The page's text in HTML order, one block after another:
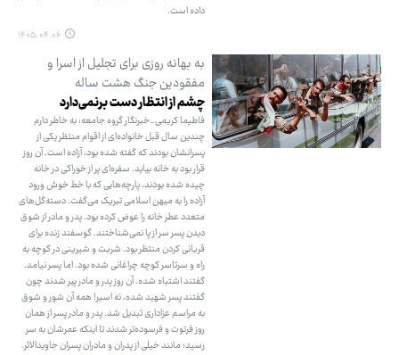
داده است.
۱۴۰۵.۰۴.۰۶
به بهانه روزی برای تجلیل از اسرا و
مفقودین جنگ هشت ساله
چشم از انتظار دست برنمی‌دارد
فاطیما کریمی_خبرنگار گروه جامعه: به خاطر دارم
چندین سال قبل خانواده‌ای از اقوام منتظر یکی از
پسرانشان بودند که گفته شده بود، آزاده است. آن روز
قرار بود به خانه بیاید. سفره‌ای پر از خوراکی در خانه
چیده شده بودند، پارچه‌هایی که با خط خوش ورود
آزاده را به میهن اسلامی تبریک می‌گفت. دسته‌گل‌های
متعدد عطر خانه را عوض کرده بود. پدر و مادر از شوق
دیدن پسر سر از پا نمی‌شناختند. گوسفند زنده برای
قربانی کردن منتظر بود. شربت و شیرینی در کوچه به
راه و سرتاسر کوچه چراغانی شده بود. اما پسر نیامد.
گفتند اشتباه شده. آن روز پدر و مادر پیر شدند چون
گفتند پسر شهید شده، نه اسیر! همه آن شور و شوق
به مراسم عزاداری تبدیل شد. پدر و مادر پسر از همان
روز فرتوت و فرسوده‌تر شدند تا اینکه عمرشان به سر
رسید؛ مانند خیلی از پدران و مادران پسران جاویدالاثر.